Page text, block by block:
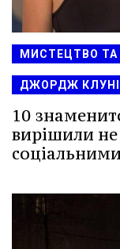
МИСТЕЦТВО ТА
ДЖОРДЖ КЛУНІ
10
вирішили не